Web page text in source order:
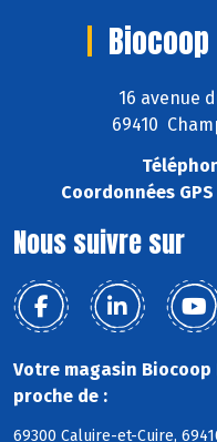
16 avenue
69410
Coordonnées GPS
Nous suivre sur
Votre magasin Biocoop
proche de :
69300 Caluire-et-Cuire,